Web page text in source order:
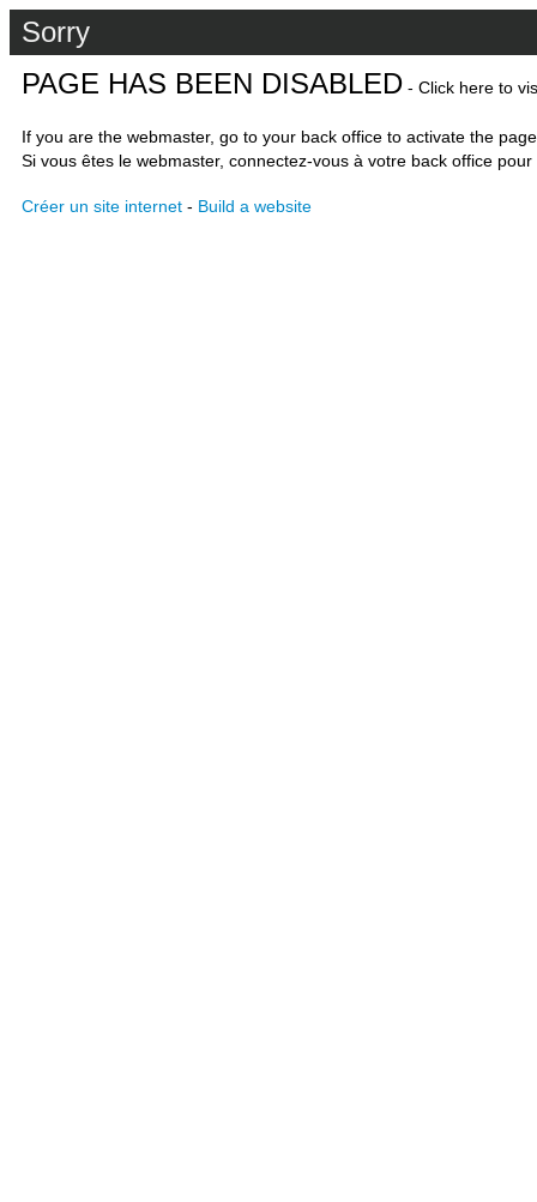
Sorry
PAGE HAS BEEN DISABLED - Click here to
If you are the webmaster, go to your back office to activate the
Si vous êtes le webmaster, connectez-vous à votre back office
Créer un site internet - Build a website